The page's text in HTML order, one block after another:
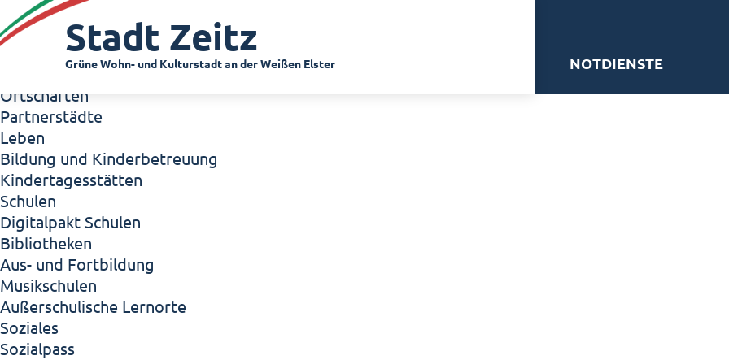
Zeitz - Die Kleinstadt
Willkommen in Zeitz!
Interview mit Oberbürgermeister Christian Thieme
Zeitz - Stadt der Zukunft
Ortschaften
Partnerstädte
Leben
Bildung und Kinderbetreuung
Kindertagesstätten
Schulen
Digitalpakt Schulen
Bibliotheken
Aus- und Fortbildung
Musikschulen
Außerschulische Lernorte
Soziales
Sozialpass
Stadt Zeitz
Grüne Wohn- und Kulturstadt an der Weißen Elster NOTDIENSTE